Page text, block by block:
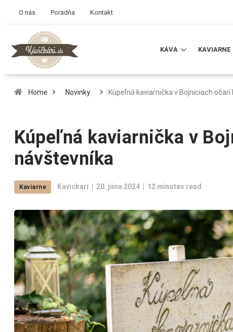
O nás Poradňa Kontakt
KÁVA KAVIARNE
Home Novinky Kúpeľná kaviarnička v Bojniciach očarí
Kúpeľná kaviarnička v
návštevníka
Kaviarne Kavickari 20. júna 2024 12 minutes read